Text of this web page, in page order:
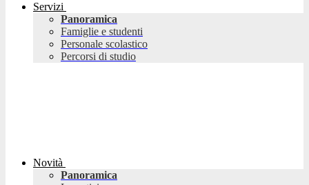
Servizi
Panoramica
Famiglie e studenti
Personale scolastico
Percorsi di studio
Novità
Panoramica